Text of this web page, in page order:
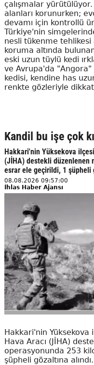
çalışmalar
alanları korunurken;
devamı için kontrollü
Türkiye'nin
nesli tükenme tehlikesi
koruma altında
eski uzun tüylü kedi
ve Avrupa'da
kedisi, kendine has
renkte gözleriyle
Kandil bu işe çok
Hakkari'nin Yüksekova
(JİHA) destekli düzenlenen
esrar ele geçirildi, 1 şüpheli
08.08.2026 09:57:00
İhlas Haber Ajansı
Hakkari'nin Yüksekova
Hava Aracı (JİHA)
operasyonunda 253
şüpheli gözaltına alındı.